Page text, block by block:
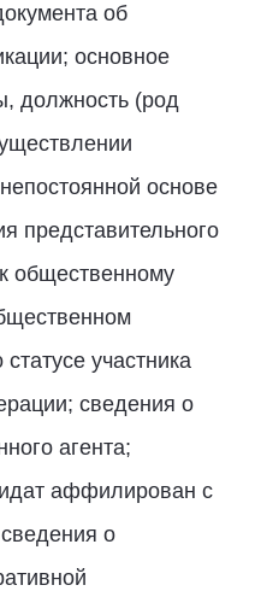
об
основное
должность (род
основе
представительного
общественному
участника
сведения о
агента;
аффилирован с
о